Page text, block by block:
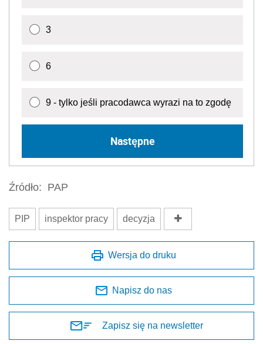
3
6
9 - tylko jeśli pracodawca wyrazi na to zgodę
Następne
Źródło: PAP
PIP inspektor pracy decyzja
Wersja do druku
Napisz do nas
Zapisz się na newsletter